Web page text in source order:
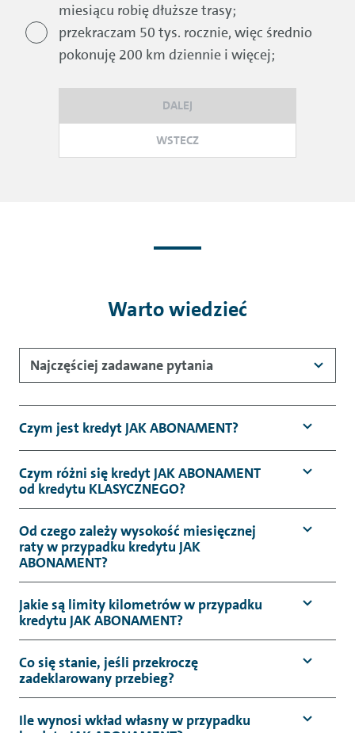
miesiącu robię dłuższe trasy;
przekraczam 50 tys. rocznie, więc średnio
pokonuję 200 km dziennie i więcej;
WSTECZ
DALEJ
Warto wiedzieć
Najczęściej zadawane pytania
Czym jest kredyt JAK ABONAMENT?
Czym różni się kredyt JAK ABONAMENT
od kredytu KLASYCZNEGO?
Od czego zależy wysokość miesięcznej
raty w przypadku kredytu JAK
ABONAMENT?
Jakie są limity kilometrów w przypadku
kredytu JAK ABONAMENT?
Co się stanie, jeśli przekroczę
zadeklarowany przebieg?
Ile wynosi wkład własny w przypadku